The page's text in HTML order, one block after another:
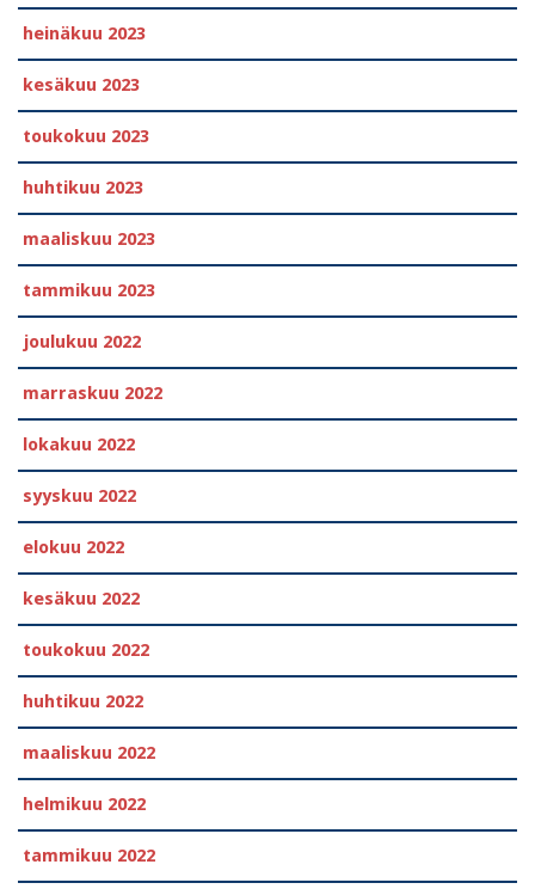
heinäkuu 2023
kesäkuu 2023
toukokuu 2023
huhtikuu 2023
maaliskuu 2023
tammikuu 2023
joulukuu 2022
marraskuu 2022
lokakuu 2022
syyskuu 2022
elokuu 2022
kesäkuu 2022
toukokuu 2022
huhtikuu 2022
maaliskuu 2022
helmikuu 2022
tammikuu 2022